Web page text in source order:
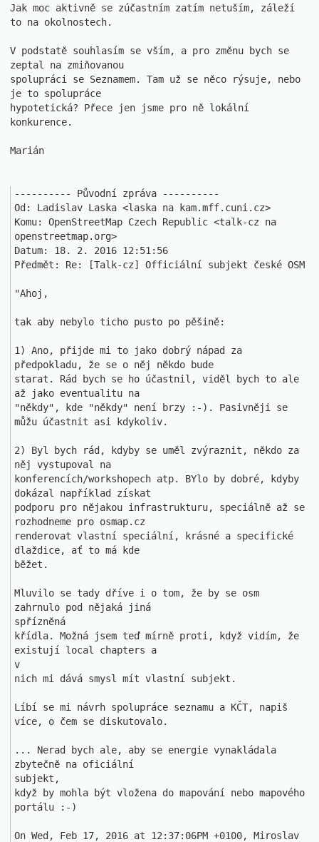
Jak moc aktivně se zúčastním zatím netuším, záleží
to na okolnostech.
V podstatě souhlasím se vším, a pro změnu bych se
zeptal na zmiňovanou
spolupráci se Seznamem. Tam už se něco rýsuje, nebo
je to spolupráce
hypotetická? Přece jen jsme pro ně lokální
konkurence.
Marián
---------- Původní zpráva ----------
Od: Ladislav Laska <laska na kam.mff.cuni.cz>
Komu: OpenStreetMap Czech Republic <talk-cz na
openstreetmap.org>
Datum: 18. 2. 2016 12:51:56
Předmět: Re: [Talk-cz] Officiální subjekt české OSM
"Ahoj,
tak aby nebylo ticho pusto po pěšině:
1) Ano, přijde mi to jako dobrý nápad za
předpokladu, že se o něj někdo bude
starat. Rád bych se ho účastnil, viděl bych to ale
až jako eventualitu na
"někdy", kde "někdy" není brzy :-). Pasivněji se
můžu účastnit asi kdykoliv.
2) Byl bych rád, kdyby se uměl zvýraznit, někdo za
něj vystupoval na
konferencích/workshopech atp. BYlo by dobré, kdyby
dokázal například získat
podporu pro nějakou infrastrukturu, speciálně až se
rozhodneme pro osmap.cz
renderovat vlastní speciální, krásné a specifické
dlaždice, ať to má kde
běžet.
Mluvilo se tady dříve i o tom, že by se osm
zahrnulo pod nějaká jiná
spřízněná
křídla. Možná jsem teď mírně proti, když vidím, že
existují local chapters a
v
nich mi dává smysl mít vlastní subjekt.
Líbí se mi návrh spolupráce seznamu a KČT, napiš
více, o čem se diskutovalo.
... Nerad bych ale, aby se energie vynakládala
zbytečně na oficiální
subjekt,
když by mohla být vložena do mapování nebo mapového
portálu :-)
On Wed, Feb 17, 2016 at 12:37:06PM +0100, Miroslav